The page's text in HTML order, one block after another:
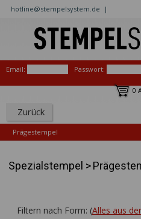
hotline@stempelsystem.de |
Email: Passwort:
0
Zurück
Prägestempel
Spezialstempel >
Filtern nach Form: (Alles aus